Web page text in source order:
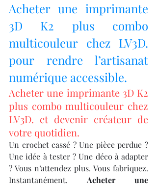
Acheter une imprimante
3D K2 plus combo
multicouleur chez LV3D.
pour rendre l’artisanat
numérique accessible.
Acheter une imprimante 3D K2
plus combo multicouleur chez
LV3D. et devenir créateur de
votre quotidien.
Un crochet cassé ? Une pièce perdue ?
Une idée à tester ? Une déco à adapter
? Vous n’attendez plus. Vous fabriquez.
Instantanément. Acheter une